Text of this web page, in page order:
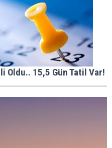
Oldu.. 15,5 Gün Tatil Var!